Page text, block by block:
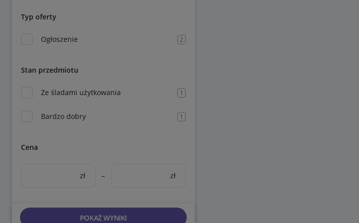
Typ oferty
Ogłoszenie 2
Stan przedmiotu
Ze śladami użytkowania 1
Bardzo dobry 1
Cena
zł – zł
POKAŻ WYNIKI